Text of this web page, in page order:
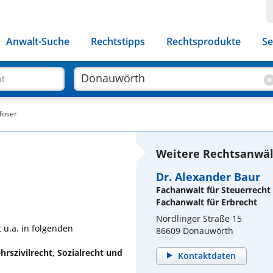
Anwalt-Suche Rechtstipps Rechtsprodukte
u.a. in folgenden
Sozialrecht und
Weitere
Dr. Alexander Baur
Fachanwalt für Steuerrecht
Fachanwalt für Erbrecht
Nördlinger Straße 15
86609 Donauwörth
Kontaktdaten